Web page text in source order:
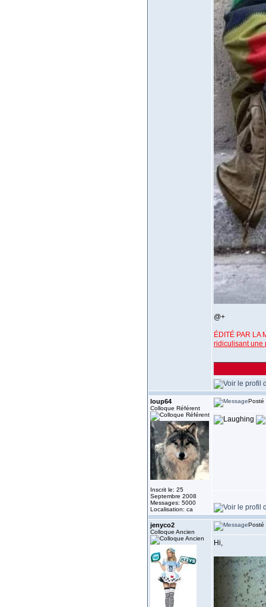
@+
ÉDITÉ PAR LA
ridiculisant une
loup64
Colloque Référent
Inscrit le: 25
Septembre 2008
Messages: 5000
Localisation: ca
Posté
jenyco2
Colloque Ancien
Posté
Hi,